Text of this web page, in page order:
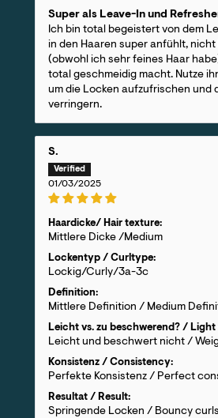
Super als Leave-In und
Ich bin total begeistert von dem
in den Haaren super anfühlt,
(obwohl ich sehr feines Haar
total geschmeidig macht. Nutze
um die Locken aufzufrischen und
verringern.
S.
01/03/2025
Haardicke/ Hair texture:
Mittlere Dicke /Medium
Lockentyp / Curltype:
Lockig/Curly/3a-3c
Definition:
Mittlere Definition / Medium
Leicht vs. zu beschwerend? / Light
Leicht und beschwert nicht /
Konsistenz / Consistency:
Perfekte Konsistenz / Perfect
Resultat / Result:
Springende Locken / Bouncy curls